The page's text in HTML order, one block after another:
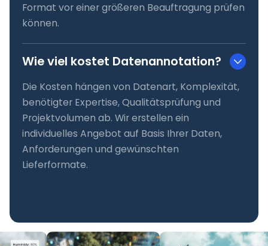
Format vor einer größeren Beauftragung prüfen
können.
Wie viel kostet Datenannotation?
Die Kosten hängen von Datenart, Komplexität,
benötigter Expertise, Qualitätsprüfung und
Projektvolumen ab. Wir erstellen ein
individuelles Angebot auf Basis Ihrer Daten,
Anforderungen und gewünschten
Lieferformate.